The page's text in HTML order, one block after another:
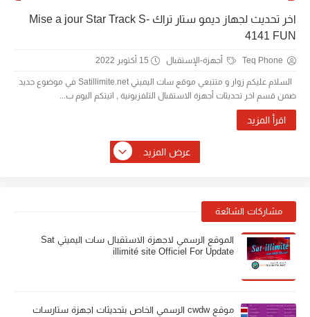
اخر تحديث لجهاز ديمو ستار تراك Mise a jour Star Track S-
4141 FUN
Teq Phone أجهزة-الإستقبال 15 أكتوبر 2022
السلام عليكم زوار و متتبعي موقع سات اليميتي Satillimite.net في موضوع جديد
ضمن قسم اخر تحديثات أجهزة الاستقبال التلفزيونية , اتيتكم اليوم ب...
اقرأ المزيد
عرض المزيد
مشاركات الشائعة
الموقع الرسمي لاجهزة الاستقبال سات اليميتي Sat
illimité site Officiel For Update
موقع cwdw الرسمي الخاص بتحديثات اجهزة ستارسات